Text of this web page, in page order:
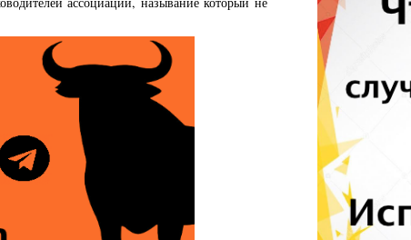
Бадалона